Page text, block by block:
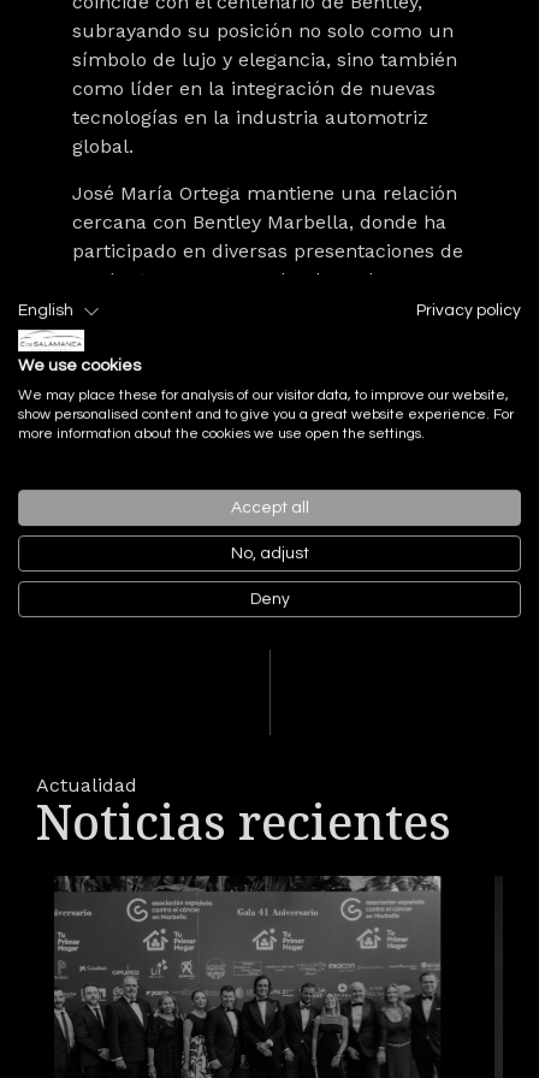
subrayando su posición no solo como un
símbolo de lujo y elegancia, sino también
como líder en la integración de nuevas
tecnologías en la industria automotriz
global.
José María Ortega mantiene una relación
cercana con Bentley Marbella, donde ha
participado en diversas presentaciones de
productos y mesas redondas sobre
tecnología aplicada a Bentley. Estas
colaboraciones han sido clave para
compartir su visión futurista y conectar
con los apasionados de la marca
¿Te imaginas ser uno de los primeros en
Actualidad
Noticias recientes
English Privacy policy
We use cookies
We may place these for analysis of our visitor data, to improve our website,
show personalised content and to give you a great website experience. For
more information about the cookies we use open the settings.
Accept all
No, adjust
Deny